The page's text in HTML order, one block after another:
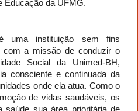
Educação da UFMG.
uma instituição sem fins
com a missão de conduzir o
Social da Unimed-BH,
consciente e continuada da
onde ela atua. Como o
de vidas saudáveis, os
saúde sua área prioritária de